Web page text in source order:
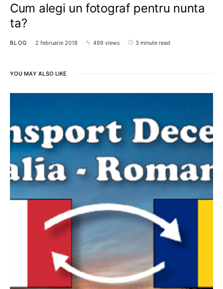
Cum alegi un fotograf pentru nunta
ta?
BLOG 2 februarie 2018 499 views 3 minute read
YOU MAY ALSO LIKE